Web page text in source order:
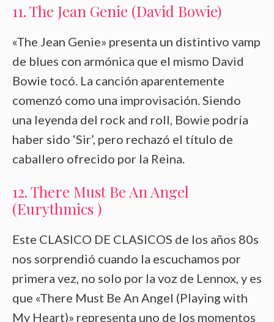
11. The Jean Genie (David Bowie)
«The Jean Genie» presenta un distintivo vamp
de blues con armónica que el mismo David
Bowie tocó. La canción aparentemente
comenzó como una improvisación. Siendo
una leyenda del rock and roll, Bowie podría
haber sido ‘Sir’, pero rechazó el título de
caballero ofrecido por la Reina.
12. There Must Be An Angel
(Eurythmics )
Este CLASICO DE CLASICOS de los años 80s
nos sorprendió cuando la escuchamos por
primera vez, no solo por la voz de Lennox, y es
que «There Must Be An Angel (Playing with
My Heart)» representa uno de los momentos